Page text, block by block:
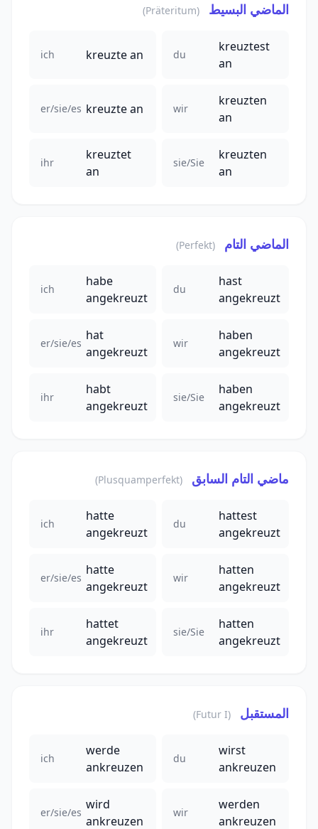
الماضي البسيط (Präteritum)
ich kreuzte an du
kreuztest
an
er/sie/es kreuzte an wir
kreuzten
an
ihr
kreuztet
an
sie/Sie
kreuzten
an
الماضي التام (Perfekt)
ich
habe
angekreuzt
du
hast
angekreuzt
er/sie/es
hat
angekreuzt
wir
haben
angekreuzt
ihr
habt
angekreuzt
sie/Sie
haben
angekreuzt
ماضي التام السابق (Plusquamperfekt)
ich
hatte
angekreuzt
du
hattest
angekreuzt
er/sie/es
hatte
angekreuzt
wir
hatten
angekreuzt
ihr
hattet
angekreuzt
sie/Sie
hatten
angekreuzt
المستقبل (Futur I)
ich
werde
ankreuzen
du
wirst
ankreuzen
er/sie/es
wird
ankreuzen
wir
werden
ankreuzen